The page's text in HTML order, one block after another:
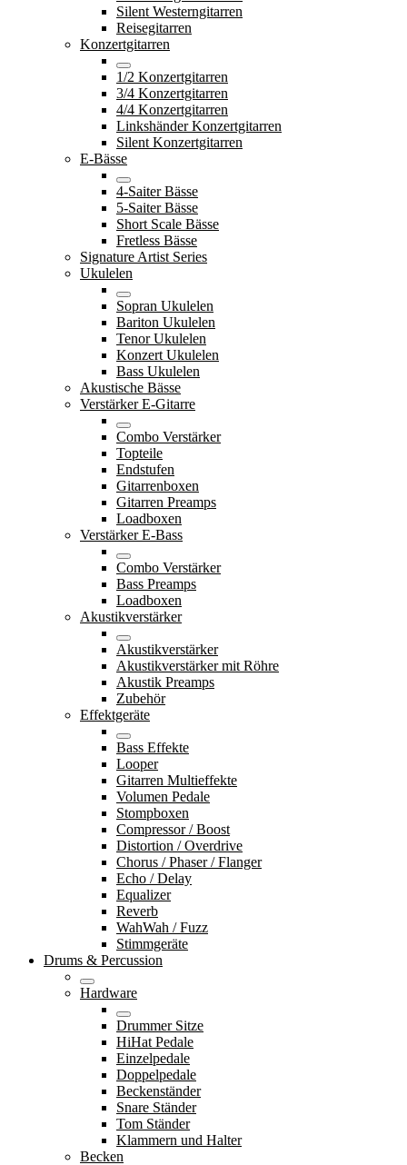
Silent Westerngitarren
Reisegitarren
Konzertgitarren
1/2 Konzertgitarren
3/4 Konzertgitarren
4/4 Konzertgitarren
Linkshänder Konzertgitarren
Silent Konzertgitarren
E-Bässe
4-Saiter Bässe
5-Saiter Bässe
Short Scale Bässe
Fretless Bässe
Signature Artist Series
Ukulelen
Sopran Ukulelen
Bariton Ukulelen
Tenor Ukulelen
Konzert Ukulelen
Bass Ukulelen
Akustische Bässe
Verstärker E-Gitarre
Combo Verstärker
Topteile
Endstufen
Gitarrenboxen
Gitarren Preamps
Loadboxen
Verstärker E-Bass
Combo Verstärker
Bass Preamps
Loadboxen
Akustikverstärker
Akustikverstärker
Akustikverstärker mit Röhre
Akustik Preamps
Zubehör
Effektgeräte
Bass Effekte
Looper
Gitarren Multieffekte
Volumen Pedale
Stompboxen
Compressor / Boost
Distortion / Overdrive
Chorus / Phaser / Flanger
Echo / Delay
Equalizer
Reverb
WahWah / Fuzz
Stimmgeräte
Drums & Percussion
Hardware
Drummer Sitze
HiHat Pedale
Einzelpedale
Doppelpedale
Beckenständer
Snare Ständer
Tom Ständer
Klammern und Halter
Becken